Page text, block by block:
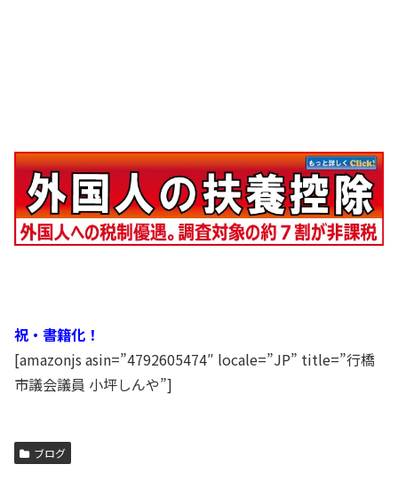
祝・書籍化！
[amazonjs asin=”4792605474″ locale=”JP” title=”行橋
市議会議員 小坪しんや”]
ブログ